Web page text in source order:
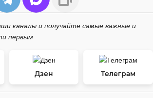
каналы и получайте самые важные и
первым
Дзен Телеграм